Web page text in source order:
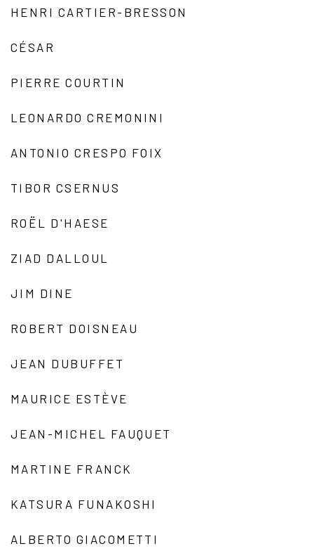
HENRI CARTIER-BRESSON
CÉSAR
PIERRE COURTIN
LEONARDO CREMONINI
ANTONIO CRESPO FOIX
TIBOR CSERNUS
ROËL D'HAESE
ZIAD DALLOUL
JIM DINE
ROBERT DOISNEAU
JEAN DUBUFFET
MAURICE ESTÈVE
JEAN-MICHEL FAUQUET
MARTINE FRANCK
KATSURA FUNAKOSHI
ALBERTO GIACOMETTI